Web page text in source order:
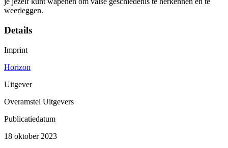
weerleggen.
Details
Imprint
Horizon
Uitgever
Overamstel Uitgevers
Publicatiedatum
18 oktober 2023